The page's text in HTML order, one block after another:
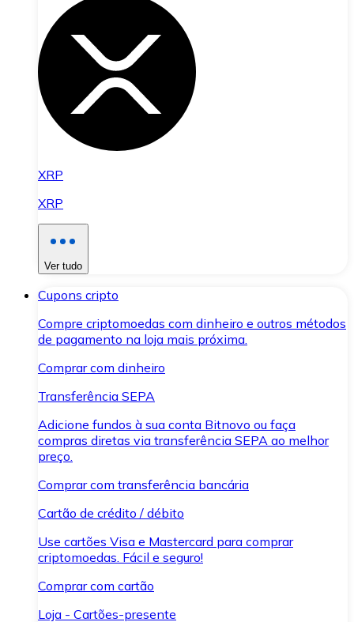
XRP
XRP
Ver tudo
Cupons cripto
Compre criptomoedas com dinheiro e outros métodos
de pagamento na loja mais próxima.
Comprar com dinheiro
Transferência SEPA
Adicione fundos à sua conta Bitnovo ou faça
compras diretas via transferência SEPA ao melhor
preço.
Comprar com transferência bancária
Cartão de crédito / débito
Use cartões Visa e Mastercard para comprar
criptomoedas. Fácil e seguro!
Comprar com cartão
Loja - Cartões-presente